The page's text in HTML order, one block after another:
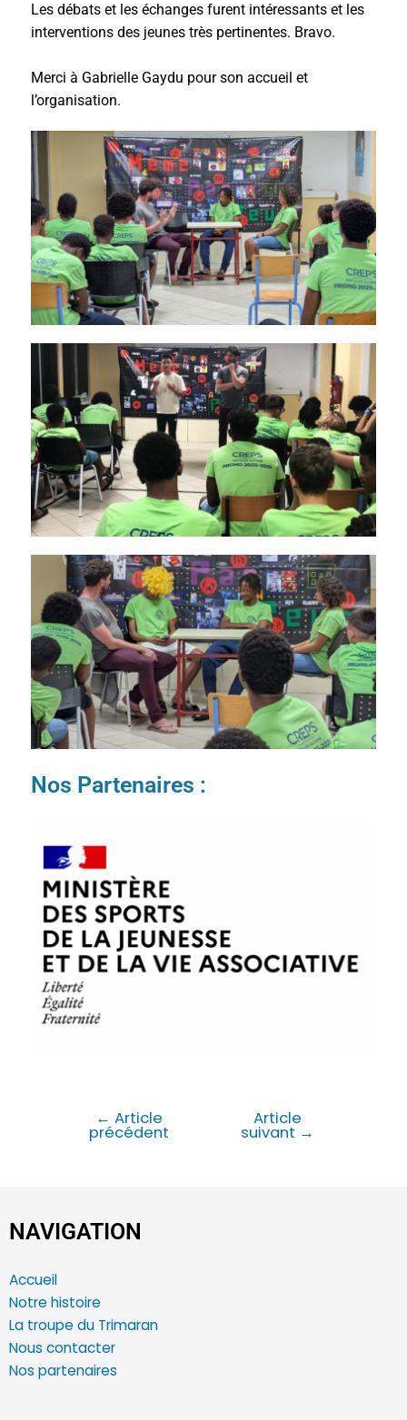
Les débats et les échanges furent intéressants et les
interventions des jeunes très pertinentes. Bravo.
Merci à Gabrielle Gaydu pour son accueil et
l’organisation.
Nos Partenaires :
← Article
précédent
Article
suivant →
NAVIGATION
Accueil
Notre histoire
La troupe du Trimaran
Nous contacter
Nos partenaires